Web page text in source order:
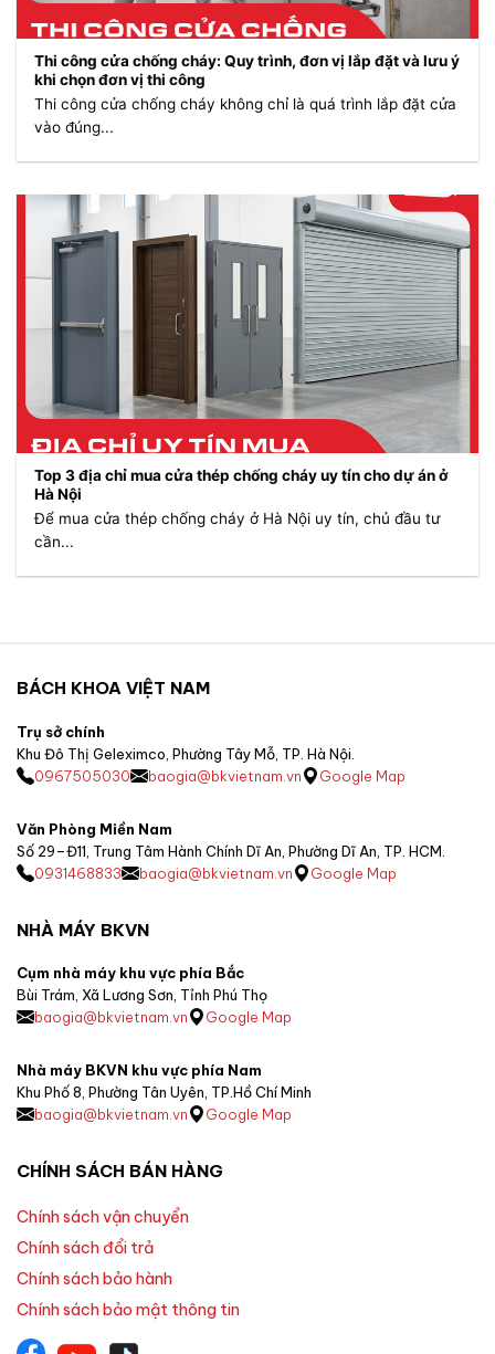
Thi công cửa chống cháy: Quy trình, đơn vị lắp đặt và lưu ý
khi chọn đơn vị thi công
Thi công cửa chống cháy không chỉ là quá trình lắp đặt cửa
vào đúng...
Top 3 địa chỉ mua cửa thép chống cháy uy tín cho dự án ở
Hà Nội
Để mua cửa thép chống cháy ở Hà Nội uy tín, chủ đầu tư
cần...
BÁCH KHOA VIỆT NAM
Trụ sở chính
Khu Đô Thị Geleximco, Phường Tây Mỗ, TP. Hà Nội.
0967505030
baogia@bkvietnam.vn Google Map
Văn Phòng Miền Nam
Số 29–Đ11, Trung Tâm Hành Chính Dĩ An, Phường Dĩ An, TP. HCM.
0931468833
baogia@bkvietnam.vn Google Map
NHÀ MÁY BKVN
Cụm nhà máy khu vực phía Bắc
Bùi Trám, Xã Lương Sơn, Tỉnh Phú Thọ
baogia@bkvietnam.vn
Google Map
Nhà máy BKVN khu vực phía Nam
Khu Phố 8, Phường Tân Uyên, TP.Hồ Chí Minh
baogia@bkvietnam.vn
Google Map
CHÍNH SÁCH BÁN HÀNG
Chính sách vận chuyển
Chính sách đổi trả
Chính sách bảo hành
Chính sách bảo mật thông tin